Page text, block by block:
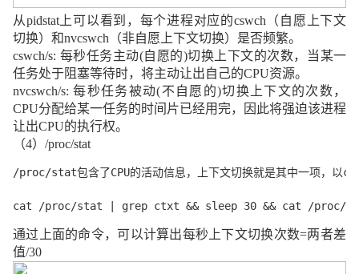
从pidstat上可以看到，每个进程对应的cswch （自愿上下文
切换）和nvcswch （非自愿上下文切换）是否频繁。
cswch/s: 每秒任务主动(自愿的)切换上下文的次数，当某一
任务处于阻塞等待时，将主动让出自己的CPU资源。
nvcswch/s:每秒任务被动(不自愿的)切换上下文的次数，
CPU分配给某一任务的时间片已经用完，因此将强迫该进程
让出CPU的执行权。
（4） /proc/stat
/proc/stat包含了CPU的活动信息，上下文切换就是其中一项，以
cat /proc/stat | grep ctxt && sleep 30 && cat /proc/
通过上面的命令，可以计算出每秒上下文切换次数=两者差
值/30